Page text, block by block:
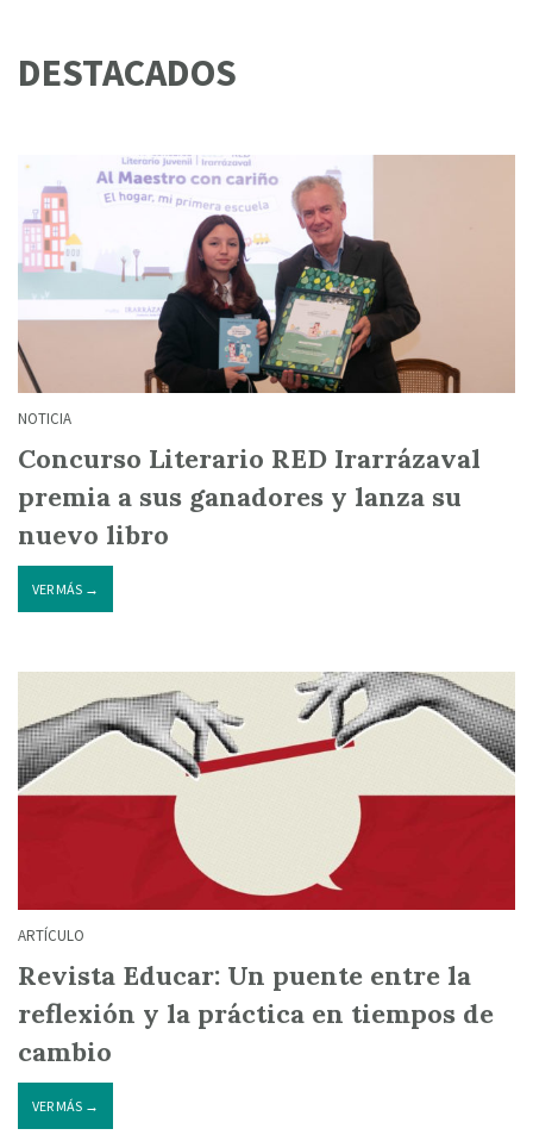
DESTACADOS
NOTICIA
Concurso Literario RED Irarrázaval
premia a sus ganadores y lanza su
nuevo libro
VER MÁS →
ARTÍCULO
Revista Educar: Un puente entre la
reflexión y la práctica en tiempos de
cambio
VER MÁS →